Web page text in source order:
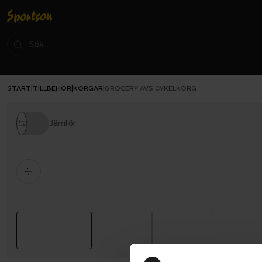
START TILLBEHÖR KORGAR GROCERY AVS CYKELKORG
Jämför